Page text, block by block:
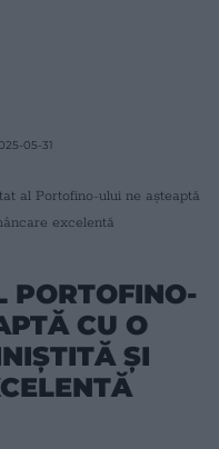
05-31
al Portofino-ului ne așteaptă
excelentă
PORTOFINO-
CU O
ȘI